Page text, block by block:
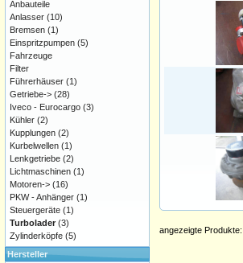
angezeigte Produkte:
Anbauteile
Anlasser (10)
Bremsen (1)
Einspritzpumpen (5)
Fahrzeuge
Filter
Führerhäuser (1)
Getriebe-> (28)
Iveco - Eurocargo (3)
Kühler (2)
Kupplungen (2)
Kurbelwellen (1)
Lenkgetriebe (2)
Lichtmaschinen (1)
Motoren-> (16)
PKW - Anhänger (1)
Steuergeräte (1)
Turbolader (3)
Zylinderköpfe (5)
Hersteller